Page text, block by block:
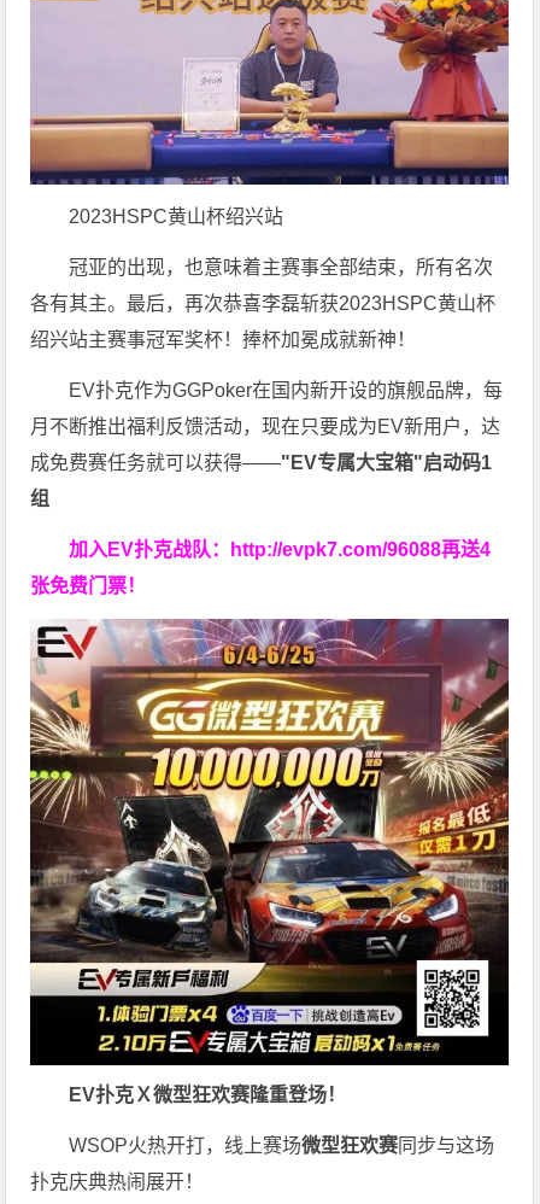
2023HSPC黄山杯绍兴站
冠亚的出现，也意味着主赛事全部结束，所有名次
各有其主。最后，再次恭喜李磊斩获2023HSPC黄山杯
绍兴站主赛事冠军奖杯！捧杯加冕成就新神！
EV扑克作为GGPoker在国内新开设的旗舰品牌，每
月不断推出福利反馈活动，现在只要成为EV新用户，达
成免费赛任务就可以获得——"EV专属大宝箱"启动码1
组
加入EV扑克战队： http://evpk7.com/96088再送4
张免费门票！
EV扑克Ｘ微型狂欢赛隆重登场！
WSOP火热开打，线上赛场微型狂欢赛同步与这场
扑克庆典热闹展开！